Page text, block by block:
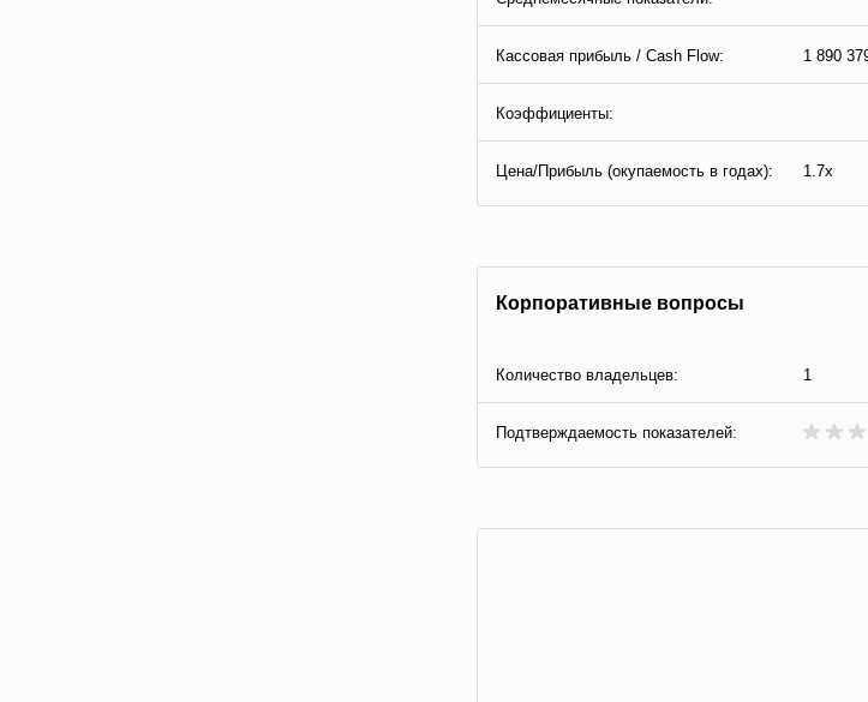
Кассовая прибыль / Сash Flow: 1 890
Коэффициенты:
Цена/Прибыль (окупаемость в годах): 1.7x
Корпоративные вопросы
Количество владельцев: 1
Подтверждаемость показателей: